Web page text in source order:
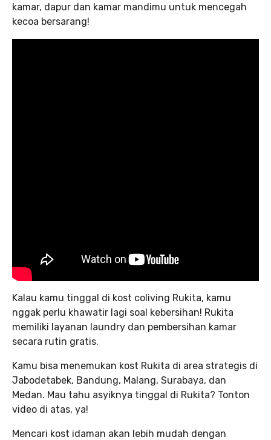
kamar, dapur dan kamar mandimu untuk mencegah
kecoa bersarang!
Kalau kamu tinggal di kost coliving Rukita, kamu
nggak perlu khawatir lagi soal kebersihan! Rukita
memiliki layanan laundry dan pembersihan kamar
secara rutin gratis.
Kamu bisa menemukan kost Rukita di area strategis di
Jabodetabek, Bandung, Malang, Surabaya, dan
Medan. Mau tahu asyiknya tinggal di Rukita? Tonton
video di atas, ya!
Mencari kost idaman akan lebih mudah dengan